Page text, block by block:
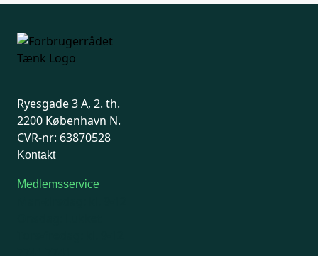
Ryesgade 3 A, 2. th.
2200 København N.
CVR-nr: 63870528
Kontakt
Medlemsservice